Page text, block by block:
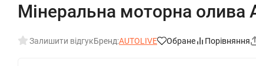
Мінеральна моторна олива
Залишити відгукБренд:AUTOLIVE Обране Порівняння